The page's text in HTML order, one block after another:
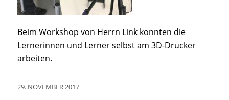
Beim Workshop von Herrn Link konnten die
Lernerinnen und Lerner selbst am 3D-Drucker
arbeiten.
29. NOVEMBER 2017